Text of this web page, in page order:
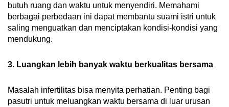
butuh ruang dan waktu untuk menyendiri. Memahami
berbagai perbedaan ini dapat membantu suami istri untuk
saling menguatkan dan menciptakan kondisi-kondisi yang
mendukung.
3. Luangkan lebih banyak waktu berkualitas bersama
Masalah infertilitas bisa menyita perhatian. Penting bagi
pasutri untuk meluangkan waktu bersama di luar urusan